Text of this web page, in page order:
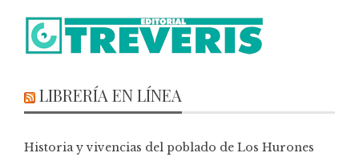
LIBRERÍA EN LÍNEA
Historia y vivencias del poblado de Los Hurones